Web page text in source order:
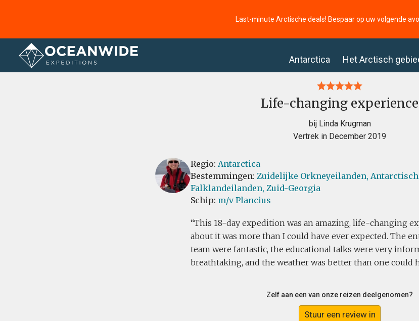
Last-minute Arctische deals! Bespaar op uw volgende
Antarctica Het Arctisch
Home Recensies
Life-changing experience
bij Linda Krugman
Vertrek in December 2019
Regio: Antarctica
Bestemmingen: Zuidelijke Orkneyeilanden,
Falklandeilanden, Zuid-Georgia
Schip: m/v Plancius
This 18-day expedition was an amazing, life-changing
about it was more than I could have ever expected. The
team were fantastic, the educational talks were very
breathtaking, and the weather was better than one could
Zelf aan een van onze reizen deelgenomen?
Stuur een review in